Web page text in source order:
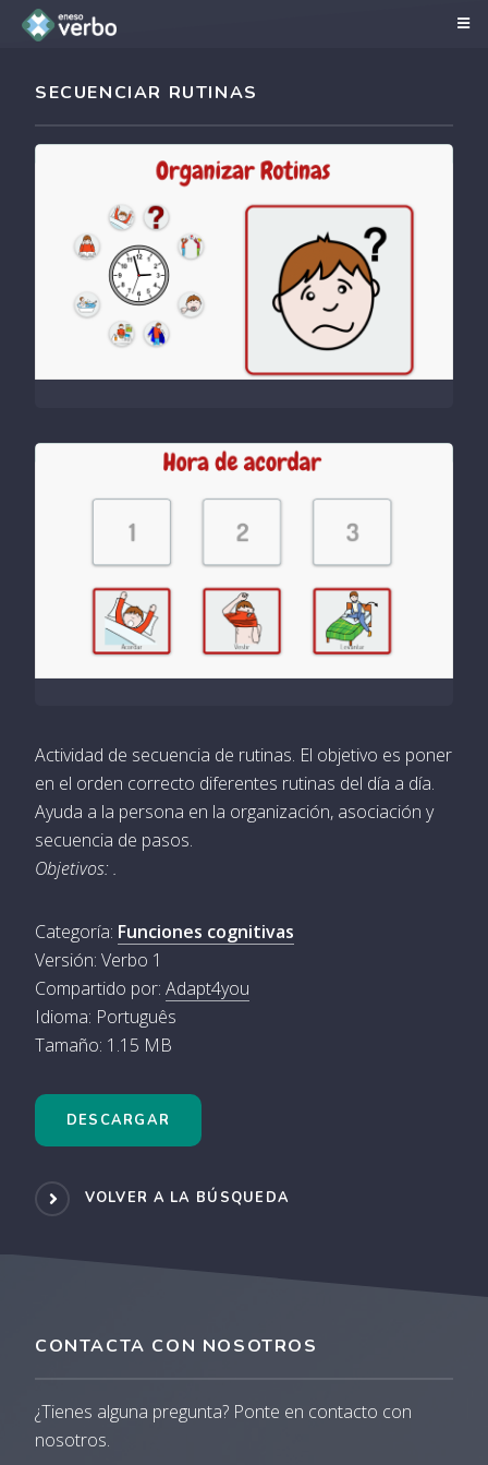
SECUENCIAR RUTINAS
Actividad de secuencia de rutinas. El objetivo es poner
en el orden correcto diferentes rutinas del día a día.
Ayuda a la persona en la organización, asociación y
secuencia de pasos.
Objetivos: .
Categoría: Funciones cognitivas
Versión: Verbo 1
Compartido por: Adapt4you
Idioma: Português
Tamaño: 1.15 MB
DESCARGAR
VOLVER A LA BÚSQUEDA
CONTACTA CON NOSOTROS
¿Tienes alguna pregunta? Ponte en contacto con
nosotros.